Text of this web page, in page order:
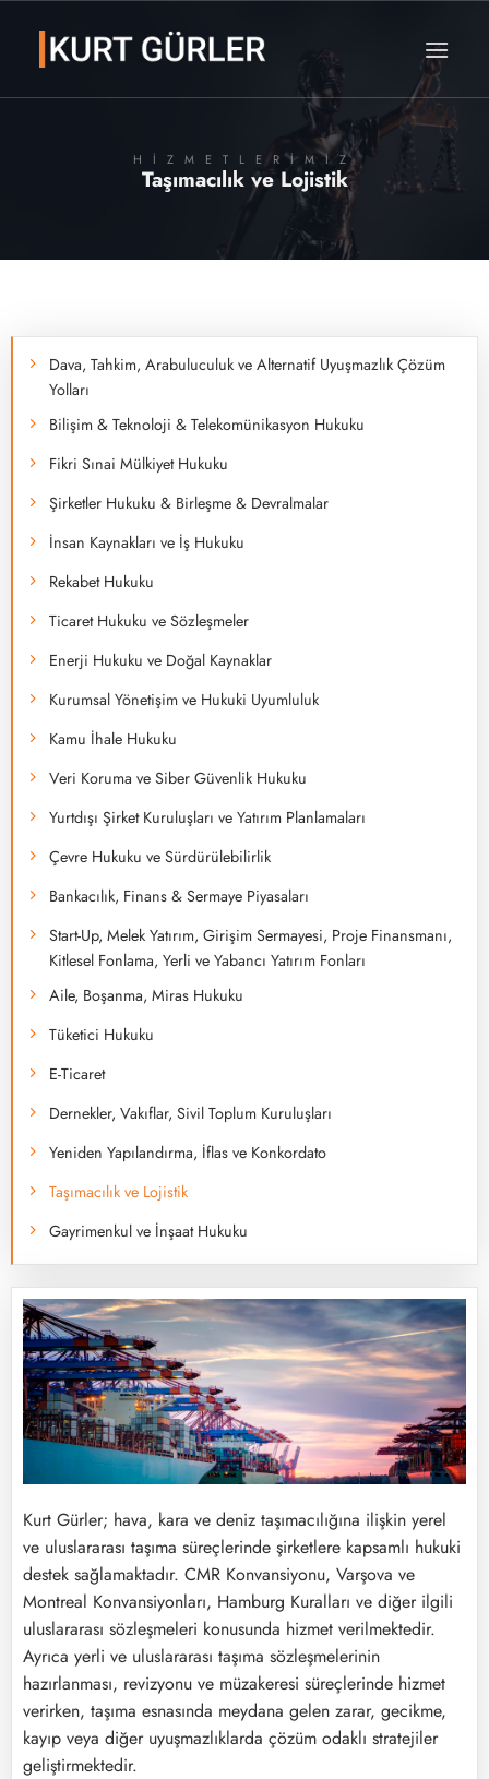
HIZMETLERIMIZ
Taşımacılık ve Lojistik
Dava, Tahkim, Arabuluculuk ve Alternatif Uyuşmazlık Çözüm
Yolları
Bilişim & Teknoloji & Telekomünikasyon Hukuku
Fikri Sınai Mülkiyet Hukuku
Şirketler Hukuku & Birleşme & Devralmalar
İnsan Kaynakları ve İş Hukuku
Rekabet Hukuku
Ticaret Hukuku ve Sözleşmeler
Enerji Hukuku ve Doğal Kaynaklar
Kurumsal Yönetişim ve Hukuki Uyumluluk
Kamu İhale Hukuku
Veri Koruma ve Siber Güvenlik Hukuku
Yurtdışı Şirket Kuruluşları ve Yatırım Planlamaları
Çevre Hukuku ve Sürdürülebilirlik
Bankacılık, Finans & Sermaye Piyasaları
Start-Up, Melek Yatırım, Girişim Sermayesi, Proje Finansmanı,
Kitlesel Fonlama, Yerli ve Yabancı Yatırım Fonları
Aile, Boşanma, Miras Hukuku
Tüketici Hukuku
E-Ticaret
Dernekler, Vakıflar, Sivil Toplum Kuruluşları
Yeniden Yapılandırma, İflas ve Konkordato
Taşımacılık ve Lojistik
Gayrimenkul ve İnşaat Hukuku
Kurt Gürler; hava, kara ve deniz taşımacılığına ilişkin yerel
ve uluslararası taşıma süreçlerinde şirketlere kapsamlı hukuki
destek sağlamaktadır. CMR Konvansiyonu, Varşova ve
Montreal Konvansiyonları, Hamburg Kuralları ve diğer ilgili
uluslararası sözleşmeleri konusunda hizmet verilmektedir.
Ayrıca yerli ve uluslararası taşıma sözleşmelerinin
hazırlanması, revizyonu ve müzakeresi süreçlerinde hizmet
verirken, taşıma esnasında meydana gelen zarar, gecikme,
kayıp veya diğer uyuşmazlıklarda çözüm odaklı stratejiler
geliştirmektedir.